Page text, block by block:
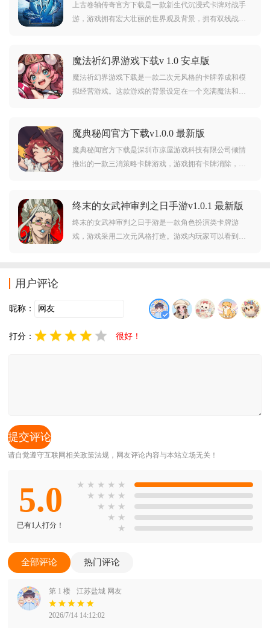
上古卷轴传奇官方下载是一款新生代沉浸式卡牌对战手
游，游戏拥有宏大壮丽的世界观及背景，拥有双线战
魔法祈幻界游戏下载v 1.0 安卓版
魔法祈幻界游戏下载是一款二次元风格的卡牌养成和模
拟经营游戏。这款游戏的背景设定在一个充满魔法和科
中的玩法非常丰富，有魔法使养成，学院经营，剧情互
动和战斗，还是经典的回合制玩法，感兴趣的朋友不要
错过。
魔典秘闻官方下载v1.0.0 最新版
魔典秘闻官方下载是深圳市凉屋游戏科技有限公司倾情
推出的一款三消策略卡牌游戏，游戏拥有卡牌消除，元
终末的女武神审判之日手游v1.0.1 最新版
终末的女武神审判之日手游是一款角色扮演类卡牌游
戏，游戏采用二次元风格打造。游戏内玩家可以看到各
用户评论
昵称：
打分： 很好！
请自觉遵守互联网相关政策法规，网友评论内容与本站立场无关！
5.0
已有1人打分！
★ ★ ★ ★ ★
★ ★ ★ ★
★ ★ ★
★ ★
★
全部评论 热门评论
第 1 楼 江苏盐城 网友
2026/7/14 14:12:02